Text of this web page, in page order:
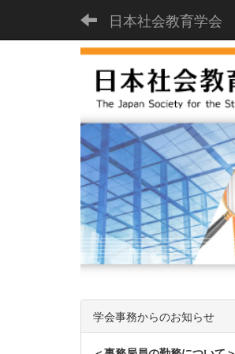
日本社会教育学会
学会事務からのお知らせ